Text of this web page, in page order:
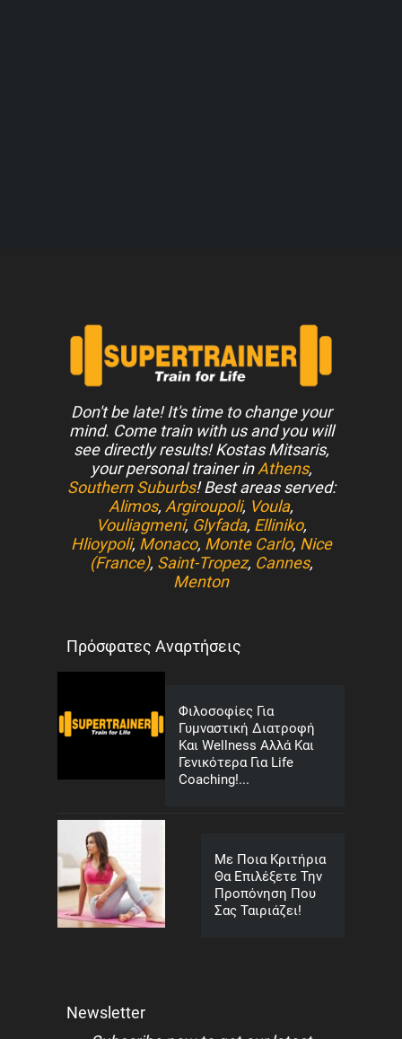
Don't be late! It's time to change your
mind. Come train with us and you will
see directly results! Kostas Mitsaris,
your personal trainer inAthens,
Southern Suburbs! Best areas served:
Alimos, Argiroupoli, Voula,
Vouliagmeni, Glyfada, Elliniko,
Hlioypoli, Monaco, Monte Carlo, Nice
(France), Saint-Tropez, Cannes,
Menton
Πρόσφατες Αναρτήσεις
Φιλοσοφίες Για
Γυμναστική Διατροφή
Και Wellness Αλλά Και
Γενικότερα Για Life
Coaching!...
Με Ποια Κριτήρια
Θα Επιλέξετε Την
Προπόνηση Που
Σας Ταιριάζει!
Newsletter